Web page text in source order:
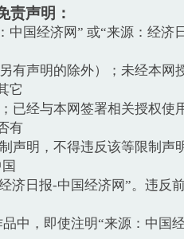
责声明：
中国经济网” 或“来源：经济
有声明的除外）；未经本网
它
已经与本网签署相关授权使
有
声明，不得违反该等限制声
济日报-中国经济网”。违反
中，即使注明“来源：中国